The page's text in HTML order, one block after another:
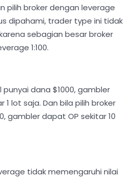
pilih broker dengan leverage
dipahami, trader type ini tidak
sebagian besar broker
1:100.
punyai dana $1000, gambler
lot saja. Dan bila pilih broker
gambler dapat OP sekitar 10
tidak memengaruhi nilai